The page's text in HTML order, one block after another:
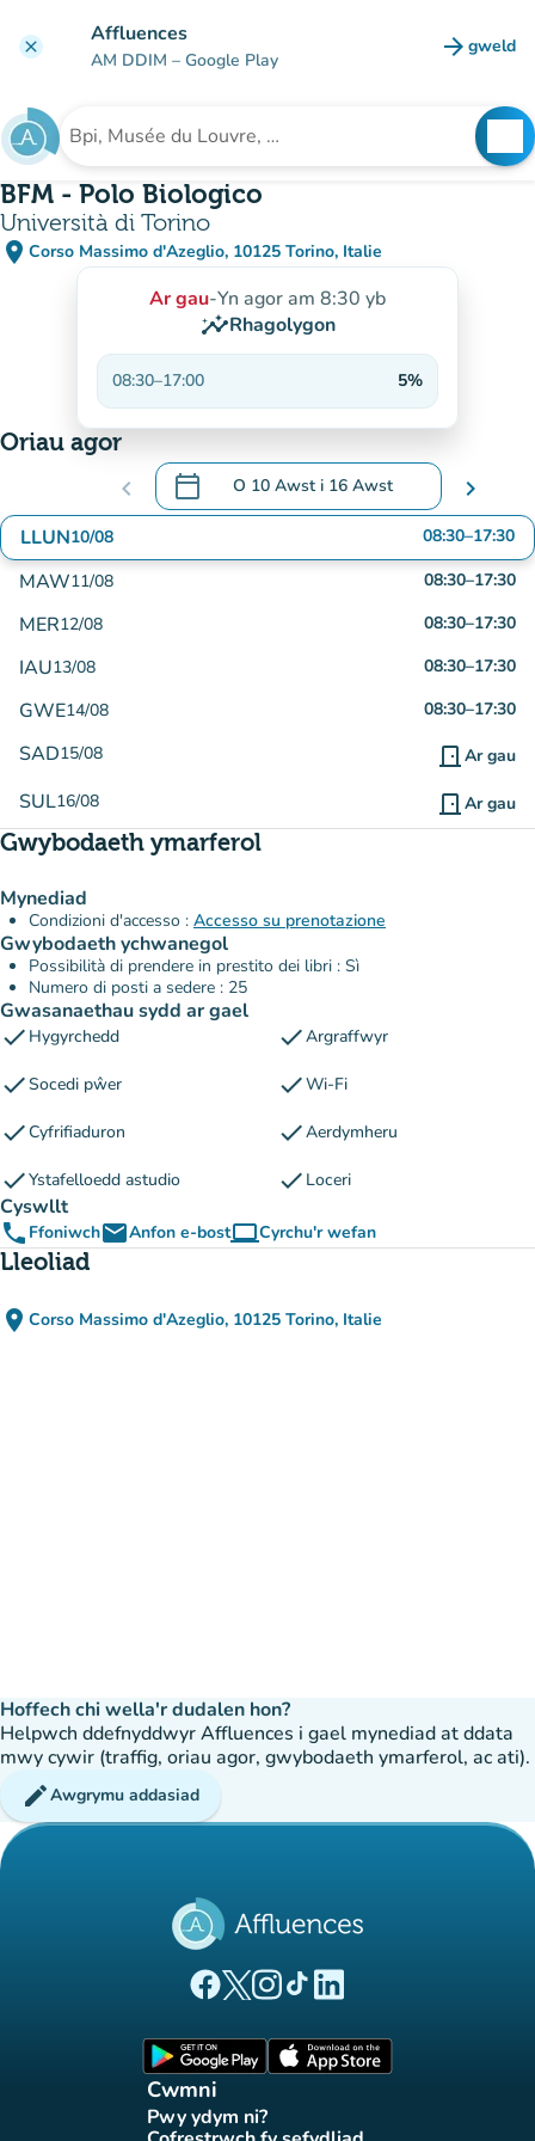
clear Affluences
AM DDIM – Google Play arrow_forward gweld
(tab
Chwilio am sefydliad
BFM - Polo Biologico
Università di Torino
place Corso Massimo d'Azeglio, 10125 Torino, Italie
(agor yn Google Maps)
(tab newydd)
Ar gau-Yn agor am 8:30 yb
insightsRhagolygon
08:30–17:00 5%
Oriau agor
chevron_left calendar_today O 10 Awst i 16 Awst
.Agor y calendr i newid dyddiadau chevron_right
LLUN10/08 08:30–17:30
MAW11/08 08:30–17:30
MER12/08 08:30–17:30
IAU13/08 08:30–17:30
GWE14/08 08:30–17:30
SAD15/08 door_front Ar gau
SUL16/08 door_front Ar gau
Gwybodaeth ymarferol
Mynediad
Condizioni d'accesso : Accesso su prenotazione
Gwybodaeth ychwanegol
Possibilità di prendere in prestito dei libri : Sì
Numero di posti a sedere : 25
Gwasanaethau sydd ar gael
check Hygyrchedd checkArgraffwyr
checkSocedi pŵer checkWi-Fi
checkCyfrifiaduron checkAerdymheru
checkYstafelloedd astudio check Loceri
Cyswllt
phone FfoniwchemailAnfon e-bostcomputerCyrchu'r wefan
(tab newydd)
Lleoliad
place Corso Massimo d'Azeglio, 10125 Torino, Italie
(agor yn Google Maps)
(tab newydd)
Hoffech chi wella'r dudalen hon?
Helpwch ddefnyddwyr Affluences i gael mynediad at ddata
mwy cywir (traffig, oriau agor, gwybodaeth ymarferol, ac ati).
editAwgrymu addasiad
(tab newydd)
(tab newydd)
(tab newydd)
(tab newydd)
(tab newydd)
Cwmni
Pwy ydym ni?
(tab newydd)